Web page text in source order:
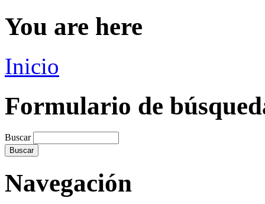
You are here
Inicio
Formulario de
Buscar
Navegación